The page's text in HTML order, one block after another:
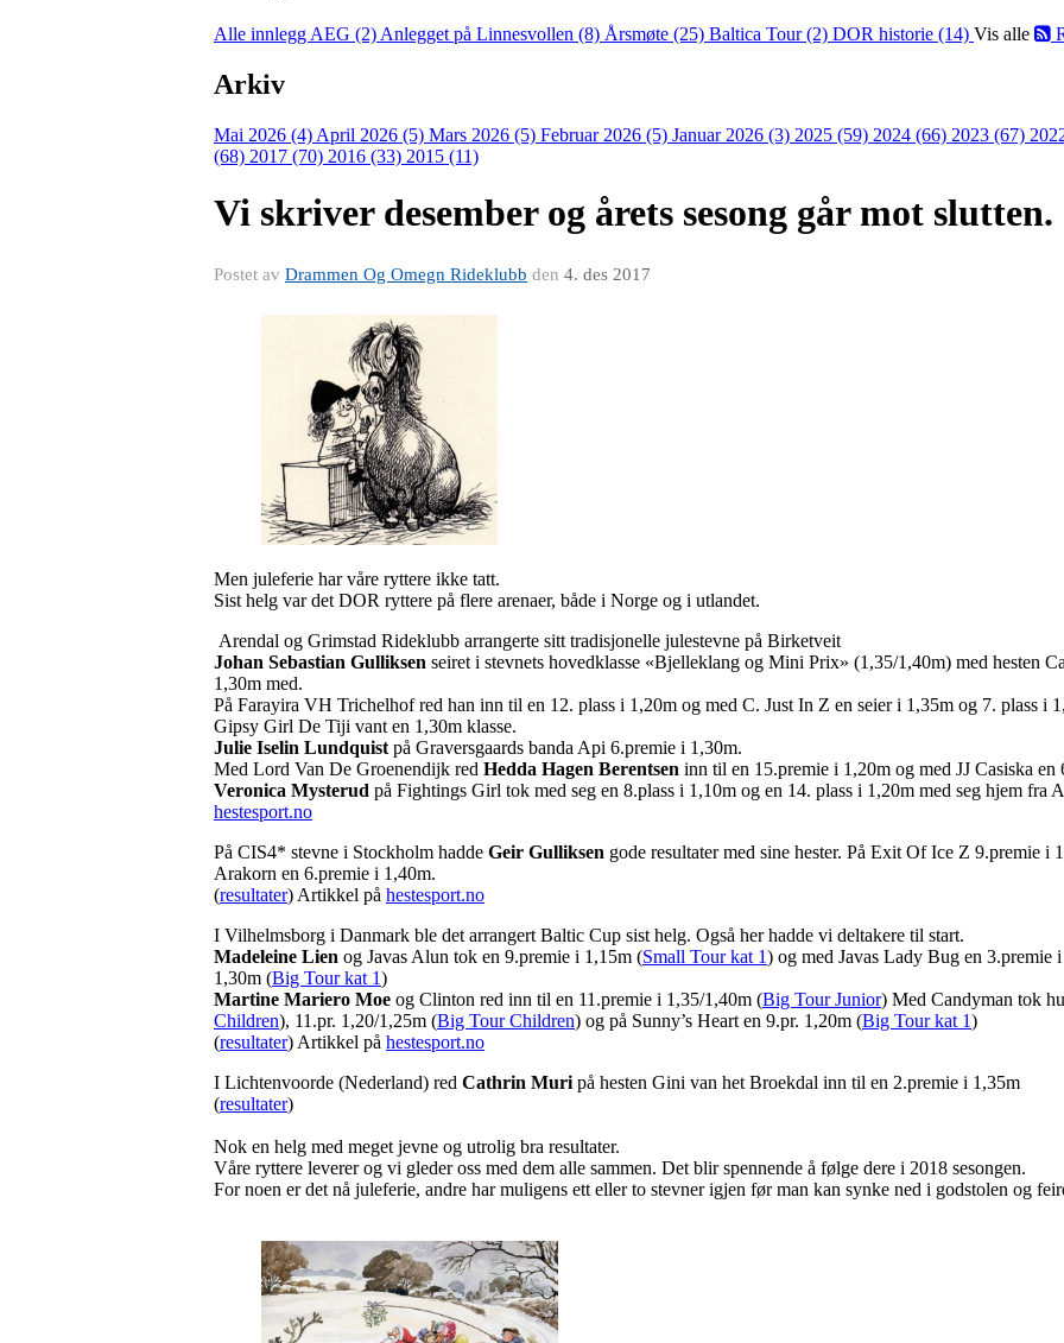
Alle innlegg AEG (2) Anlegget på Linnesvollen (8) Årsmøte (25) Baltica Tour (2) DOR historie (14) Vis alle
Arkiv
Mai 2026 (4) April 2026 (5) Mars 2026 (5) Februar 2026 (5) Januar 2026 (3) 2025 (59) 2024 (66) 2023 (67)
(68) 2017 (70) 2016 (33) 2015 (11)
Vi skriver desember og årets sesong går mot slutten.
Postet av Drammen Og Omegn Rideklubb den 4. des 2017
Men juleferie har våre ryttere ikke tatt.
Sist helg var det DOR ryttere på flere arenaer, både i Norge og i utlandet.
Arendal og Grimstad Rideklubb arrangerte sitt tradisjonelle julestevne på Birketveit
Johan Sebastian Gulliksen seiret i stevnets hovedklasse «Bjelleklang og Mini Prix» (1,35/1,40m) med hesten
1,30m med.
På Farayira VH Trichelhof red han inn til en 12. plass i 1,20m og med C. Just In Z en seier i 1,35m og 7. plass i
Gipsy Girl De Tiji vant en 1,30m klasse.
Julie Iselin Lundquist på Graversgaards banda Api 6.premie i 1,30m.
Med Lord Van De Groenendijk red Hedda Hagen Berentsen inn til en 15.premie i 1,20m og med JJ Casiska
Veronica Mysterud på Fightings Girl tok med seg en 8.plass i 1,10m og en 14. plass i 1,20m med seg hjem fra
hestesport.no
På CIS4* stevne i Stockholm hadde Geir Gulliksen gode resultater med sine hester. På Exit Of Ice Z 9.premie i
Arakorn en 6.premie i 1,40m.
(resultater) Artikkel på hestesport.no
I Vilhelmsborg i Danmark ble det arrangert Baltic Cup sist helg. Også her hadde vi deltakere til start.
Madeleine Lien og Javas Alun tok en 9.premie i 1,15m (Small Tour kat 1) og med Javas Lady Bug en 3.premie
1,30m (Big Tour kat 1)
Martine Mariero Moe og Clinton red inn til en 11.premie i 1,35/1,40m (Big Tour Junior) Med Candyman tok
Children), 11.pr. 1,20/1,25m (Big Tour Children) og på Sunny’s Heart en 9.pr. 1,20m (Big Tour kat 1)
(resultater) Artikkel på hestesport.no
I Lichtenvoorde (Nederland) red Cathrin Muri på hesten Gini van het Broekdal inn til en 2.premie i 1,35m
(resultater)
Nok en helg med meget jevne og utrolig bra resultater.
Våre ryttere leverer og vi gleder oss med dem alle sammen. Det blir spennende å følge dere i 2018 sesongen.
For noen er det nå juleferie, andre har muligens ett eller to stevner igjen før man kan synke ned i godstolen og